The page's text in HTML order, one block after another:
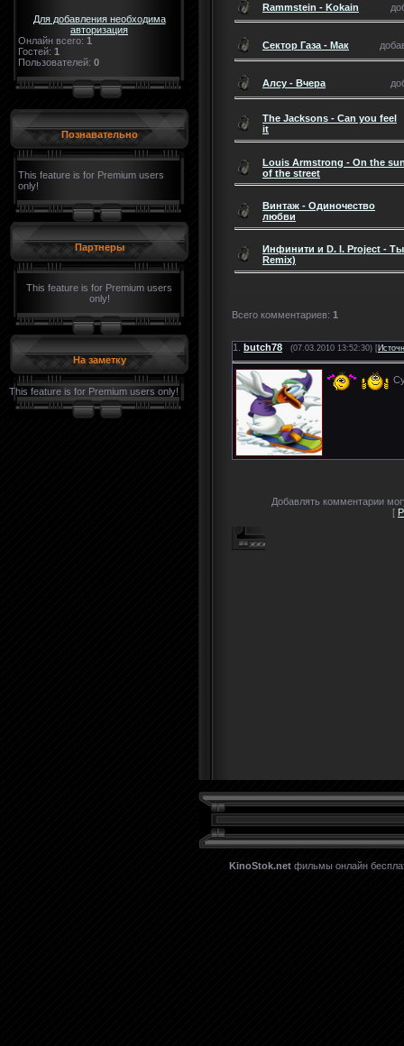
Для добавления необходима
авторизация
Онлайн всего: 1
Гостей: 1
Пользователей: 0
Познавательно
This feature is for Premium users
only!
Партнеры
This feature is for Premium users
only!
На заметку
This feature is for Premium users only!
Rammstein - Kokain
Сектор Газа - Мак
Алсу - Вчера
The Jacksons - Can you feel
it
Louis Armstrong - On the
of the street
Винтаж - Одиночество
любви
Инфинити и D. I. Project -
Remix)
Всего комментариев: 1
1. butch78 (07.03.2010 13:52:30) [
Добавлять комментарии
[
KinoStok.net фильмы онлайн